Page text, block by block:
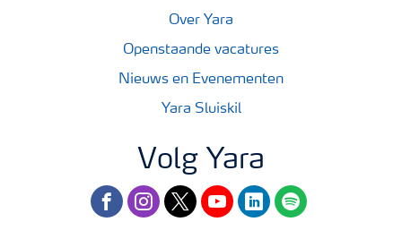
Over Yara
Openstaande vacatures
Nieuws en Evenementen
Yara Sluiskil
Volg Yara
facebookinstagram
twitteryoutubelinkedinspotify